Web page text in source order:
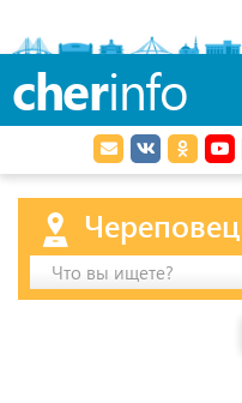
cherinfo
Череповец
Что вы ищете?